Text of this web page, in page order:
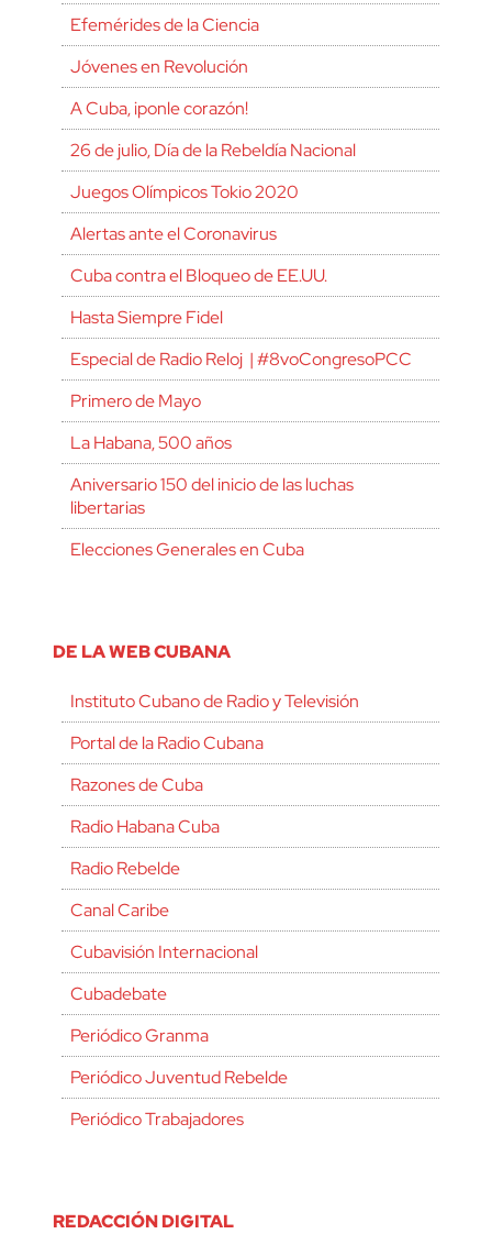
Efemérides de la Ciencia
Jóvenes en Revolución
A Cuba, ¡ponle corazón!
26 de julio, Día de la Rebeldía Nacional
Juegos Olímpicos Tokio 2020
Alertas ante el Coronavirus
Cuba contra el Bloqueo de EE.UU.
Hasta Siempre Fidel
Especial de Radio Reloj | #8voCongresoPCC
Primero de Mayo
La Habana, 500 años
Aniversario 150 del inicio de las luchas
libertarias
Elecciones Generales en Cuba
DE LA WEB CUBANA
Instituto Cubano de Radio y Televisión
Portal de la Radio Cubana
Razones de Cuba
Radio Habana Cuba
Radio Rebelde
Canal Caribe
Cubavisión Internacional
Cubadebate
Periódico Granma
Periódico Juventud Rebelde
Periódico Trabajadores
REDACCIÓN DIGITAL